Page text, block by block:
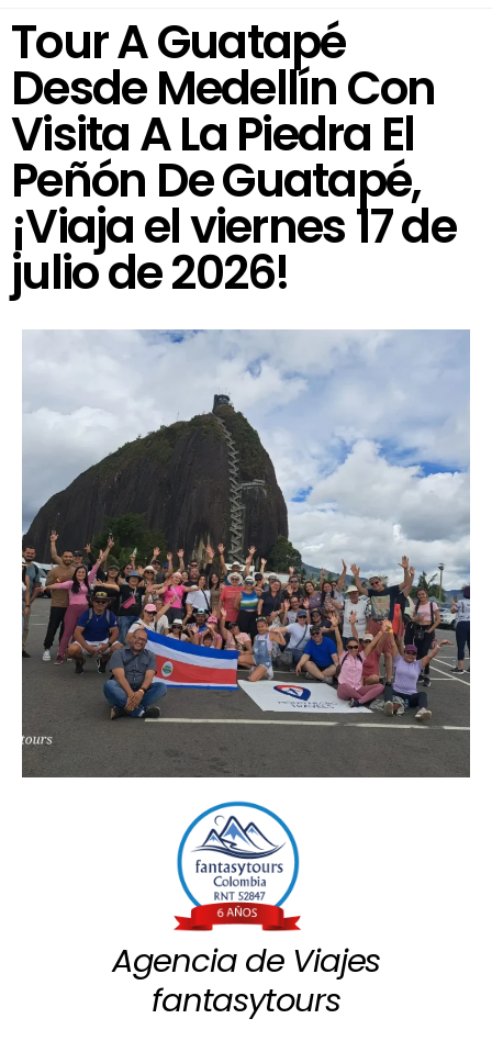
Tour A Guatapé
Desde Medellín Con
Visita A La Piedra El
Peñón De Guatapé,
¡Viaja el viernes 17 de
julio de 2026!
Agencia de Viajes
fantasytours